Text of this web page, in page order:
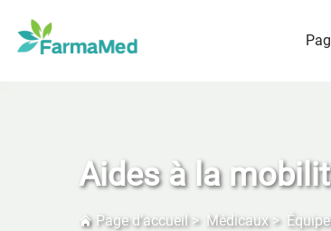
Aides à la
Page d’accueil> Médicaux>